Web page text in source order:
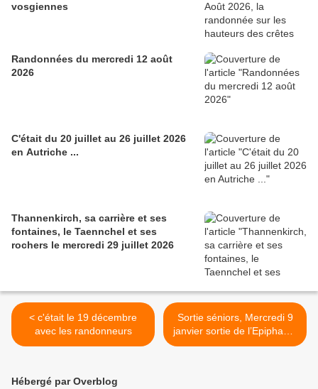
vosgiennes
Randonnées du mercredi 12 août
2026
C'était du 20 juillet au 26 juillet 2026
en Autriche ...
Thannenkirch, sa carrière et ses
fontaines, le Taennchel et ses
rochers le mercredi 29 juillet 2026
< c'était le 19 décembre
avec les randonneurs
Sortie séniors, Mercredi 9
janvier sortie de l’Epiphanie
>
Hébergé par Overblog